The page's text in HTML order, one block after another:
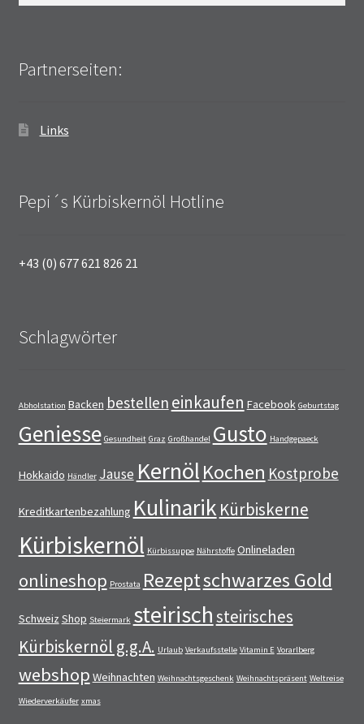
Partnerseiten:
Links
Pepi´s Kürbiskernöl Hotline
+43 (0) 677 621 826 21
Schlagwörter
Abholstation Backen bestellen einkaufen Facebook Geburtstag
Geniesse Gesundheit Graz Großhandel Gusto Handgepaeck
Hokkaido Händler Jause KernölKochen Kostprobe
Kreditkartenbezahlung Kulinarik Kürbiskerne
Kürbiskernöl Kürbissuppe Nährstoffe Onlineladen
onlineshop Prostata Rezeptschwarzes Gold
Schweiz Shop Steiermark steirischsteirisches
Kürbiskernöl g.g.A. Urlaub Verkaufsstelle Vitamin E Vorarlberg
webshop Weihnachten Weihnachtsgeschenk Weihnachtspräsent Weltreise
Wiederverkäufer xmas